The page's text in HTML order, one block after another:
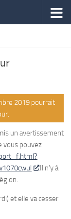
2019 pourrait
un avertissement
vous pouvez
Il n’y à
et elle va cesser